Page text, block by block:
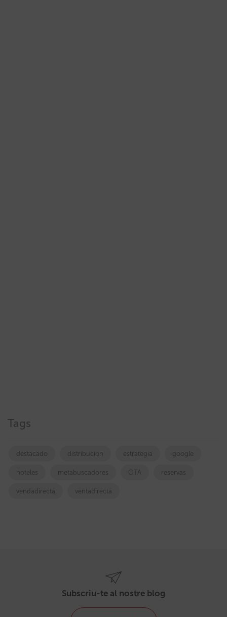
Tags
destacado distribucion estrategia google
hoteles metabuscadores OTA reservas
vendadirecta ventadirecta
Subscriu-te al nostre blog